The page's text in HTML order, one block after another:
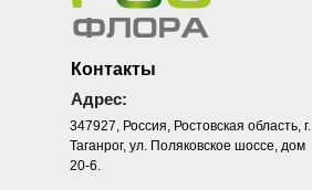
Адрес:
Контакты
347927, Россия, Ростовская область, г.
Таганрог, ул. Поляковское шоссе, дом
20-6.